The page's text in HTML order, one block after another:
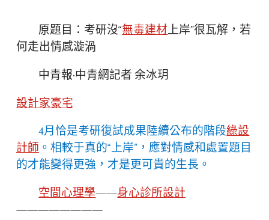
原題目：考研沒“無毒建材上岸”很瓦解，若
何走出情感漩渦
中青報·中青網記者 余冰玥
設計家豪宅
4月恰是考研復試成果陸續公布的階段綠設
計師。相較于真的“上岸”，應對情感和處置題目
的才能變得更強，才是更可貴的生長。
空間心理學——身心診所設計
————————